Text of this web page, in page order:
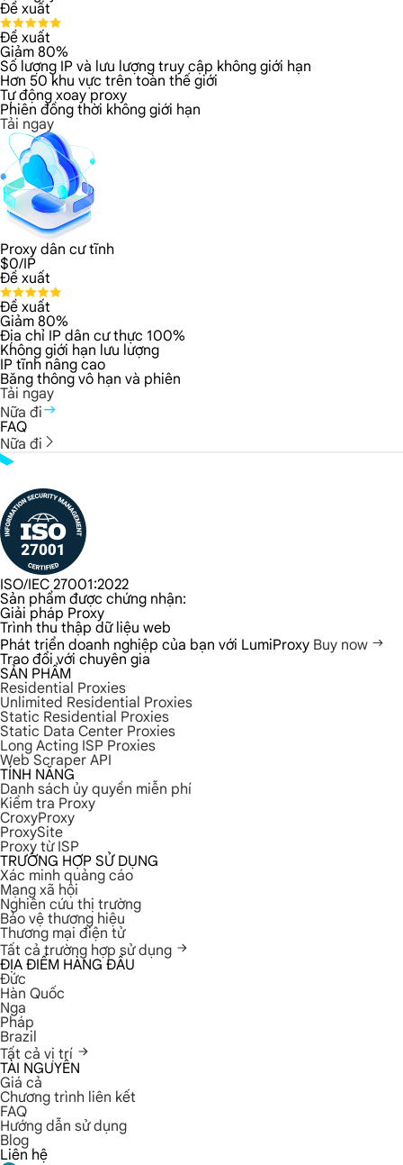
Đề xuất
Đề xuất
Giảm 80%
Số lượng IP và lưu lượng truy cập không giới hạn
Hơn 50 khu vực trên toàn thế giới
Tự động xoay proxy
Phiên đồng thời không giới hạn
Tải ngay
Proxy dân cư tĩnh
$0/IP
Đề xuất
Đề xuất
Giảm 80%
Địa chỉ IP dân cư thực 100%
Không giới hạn lưu lượng
IP tĩnh nâng cao
Băng thông vô hạn và phiên
Tải ngay
Nữa đi
FAQ
Nữa đi
ISO/IEC 27001:2022
Sản phẩm được chứng nhận:
Giải pháp Proxy
Trình thu thập dữ liệu web
Phát triển doanh nghiệp của bạn với LumiProxy Buy now
Trao đổi với chuyên gia
SẢN PHẨM
Residential Proxies
Unlimited Residential Proxies
Static Residential Proxies
Static Data Center Proxies
Long Acting ISP Proxies
Web Scraper API
TÍNH NĂNG
Danh sách ủy quyền miễn phí
Kiểm tra Proxy
CroxyProxy
ProxySite
Proxy từ ISP
TRƯỜNG HỢP SỬ DỤNG
Xác minh quảng cáo
Mạng xã hội
Nghiên cứu thị trường
Bảo vệ thương hiệu
Thương mại điện tử
Tất cả trường hợp sử dụng
ĐỊA ĐIỂM HÀNG ĐẦU
Đức
Hàn Quốc
Nga
Pháp
Brazil
Tất cả vị trí
TÀI NGUYÊN
Giá cả
Chương trình liên kết
FAQ
Hướng dẫn sử dụng
Blog
Liên hệ